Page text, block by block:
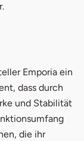
Emporia ein
dass durch
und Stabilität
die ihr